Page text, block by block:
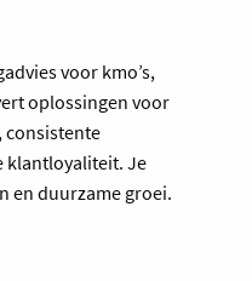
voor kmo’s,
oplossingen voor
consistente
klantloyaliteit. Je
en duurzame groei.